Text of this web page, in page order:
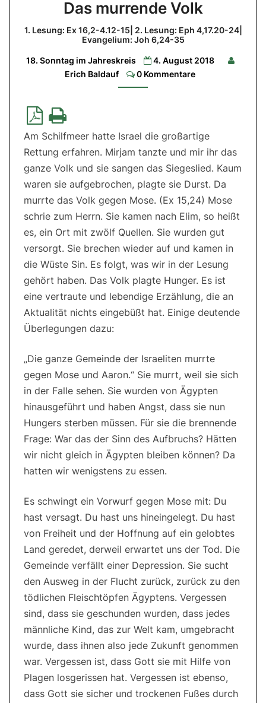
murrende
Volk
1.
Ex
4.12-
Evangelium:
6,24-
Das murrende Volk
1. Lesung: Ex 16,2-4.12-15| 2. Lesung: Eph 4,17.20-24|
Evangelium: Joh 6,24-35
18. Sonntag im Jahreskreis
4. August 2018
Erich Baldauf
Comments
0 Kommentare
Am Schilfmeer hatte Israel die großartige
Rettung erfahren. Mirjam tanzte und mir ihr das
ganze Volk und sie sangen das Siegeslied. Kaum
waren sie aufgebrochen, plagte sie Durst. Da
murrte das Volk gegen Mose. (Ex 15,24) Mose
schrie zum Herrn. Sie kamen nach Elim, so heißt
es, ein Ort mit zwölf Quellen. Sie wurden gut
versorgt. Sie brechen wieder auf und kamen in
die Wüste Sin. Es folgt, was wir in der Lesung
gehört haben. Das Volk plagte Hunger. Es ist
eine vertraute und lebendige Erzählung, die an
Aktualität nichts eingebüßt hat. Einige deutende
Überlegungen dazu:
„Die ganze Gemeinde der Israeliten murrte
gegen Mose und Aaron.“ Sie murrt, weil sie sich
in der Falle sehen. Sie wurden von Ägypten
hinausgeführt und haben Angst, dass sie nun
Hungers sterben müssen. Für sie die brennende
Frage: War das der Sinn des Aufbruchs? Hätten
wir nicht gleich in Ägypten bleiben können? Da
hatten wir wenigstens zu essen.
Es schwingt ein Vorwurf gegen Mose mit: Du
hast versagt. Du hast uns hineingelegt. Du hast
von Freiheit und der Hoffnung auf ein gelobtes
Land geredet, derweil erwartet uns der Tod. Die
Gemeinde verfällt einer Depression. Sie sucht
den Ausweg in der Flucht zurück, zurück zu den
tödlichen Fleischtöpfen Ägyptens. Vergessen
sind, dass sie geschunden wurden, dass jedes
männliche Kind, das zur Welt kam, umgebracht
wurde, dass ihnen also jede Zukunft genommen
war. Vergessen ist, dass Gott sie mit Hilfe von
Plagen losgerissen hat. Vergessen ist ebenso,
dass Gott sie sicher und trockenen Fußes durch